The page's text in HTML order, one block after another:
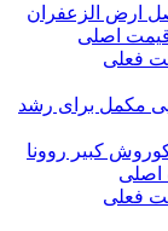
ارض الزعفران
اصلی
فعلی
مکمل برای رشد
کبیر روونا
اصلی
فعلی